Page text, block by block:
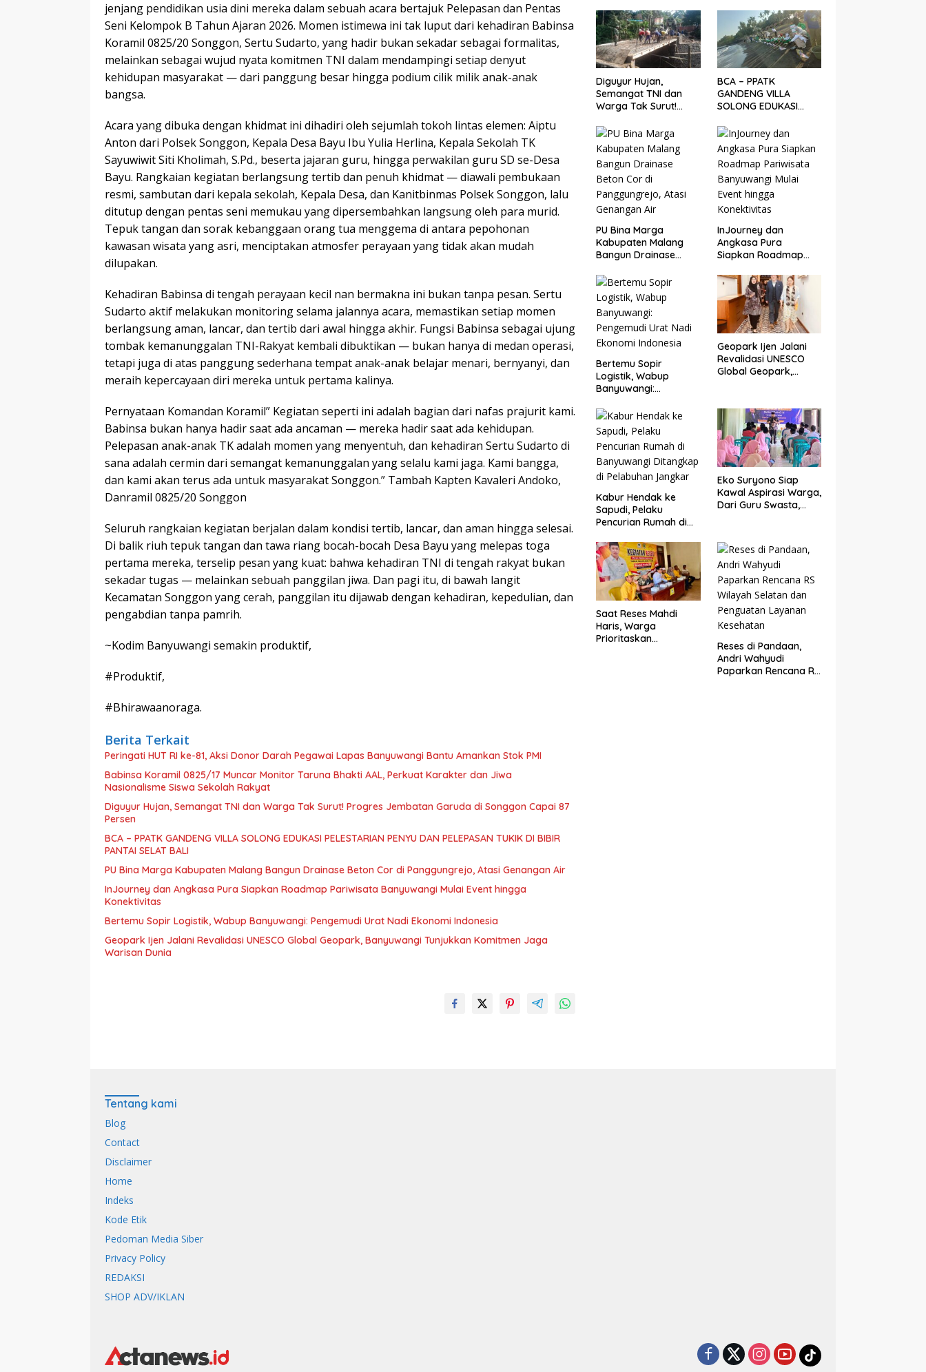
jenjang pendidikan usia dini mereka dalam sebuah acara bertajuk Pelepasan dan Pentas
Seni Kelompok B Tahun Ajaran 2026. Momen istimewa ini tak luput dari kehadiran Babinsa
Koramil 0825/20 Songgon, Sertu Sudarto, yang hadir bukan sekadar sebagai formalitas,
melainkan sebagai wujud nyata komitmen TNI dalam mendampingi setiap denyut
kehidupan masyarakat — dari panggung besar hingga podium cilik milik anak-anak
bangsa.
Acara yang dibuka dengan khidmat ini dihadiri oleh sejumlah tokoh lintas elemen: Aiptu
Anton dari Polsek Songgon, Kepala Desa Bayu Ibu Yulia Herlina, Kepala Sekolah TK
Sayuwiwit Siti Kholimah, S.Pd., beserta jajaran guru, hingga perwakilan guru SD se-Desa
Bayu. Rangkaian kegiatan berlangsung tertib dan penuh khidmat — diawali pembukaan
resmi, sambutan dari kepala sekolah, Kepala Desa, dan Kanitbinmas Polsek Songgon, lalu
ditutup dengan pentas seni memukau yang dipersembahkan langsung oleh para murid.
Tepuk tangan dan sorak kebanggaan orang tua menggema di antara pepohonan
kawasan wisata yang asri, menciptakan atmosfer perayaan yang tidak akan mudah
dilupakan.
Kehadiran Babinsa di tengah perayaan kecil nan bermakna ini bukan tanpa pesan. Sertu
Sudarto aktif melakukan monitoring selama jalannya acara, memastikan setiap momen
berlangsung aman, lancar, dan tertib dari awal hingga akhir. Fungsi Babinsa sebagai ujung
tombak kemanunggalan TNI-Rakyat kembali dibuktikan — bukan hanya di medan operasi,
tetapi juga di atas panggung sederhana tempat anak-anak belajar menari, bernyanyi, dan
meraih kepercayaan diri mereka untuk pertama kalinya.
Pernyataan Komandan Koramil” Kegiatan seperti ini adalah bagian dari nafas prajurit kami.
Babinsa bukan hanya hadir saat ada ancaman — mereka hadir saat ada kehidupan.
Pelepasan anak-anak TK adalah momen yang menyentuh, dan kehadiran Sertu Sudarto di
sana adalah cermin dari semangat kemanunggalan yang selalu kami jaga. Kami bangga,
dan kami akan terus ada untuk masyarakat Songgon.” Tambah Kapten Kavaleri Andoko,
Danramil 0825/20 Songgon
Seluruh rangkaian kegiatan berjalan dalam kondisi tertib, lancar, dan aman hingga selesai.
Di balik riuh tepuk tangan dan tawa riang bocah-bocah Desa Bayu yang melepas toga
pertama mereka, terselip pesan yang kuat: bahwa kehadiran TNI di tengah rakyat bukan
sekadar tugas — melainkan sebuah panggilan jiwa. Dan pagi itu, di bawah langit
Kecamatan Songgon yang cerah, panggilan itu dijawab dengan kehadiran, kepedulian, dan
pengabdian tanpa pamrih.
~Kodim Banyuwangi semakin produktif,
#Produktif,
#Bhirawaanoraga.
Berita Terkait
Peringati HUT RI ke-81, Aksi Donor Darah Pegawai Lapas Banyuwangi Bantu Amankan Stok PMI
Babinsa Koramil 0825/17 Muncar Monitor Taruna Bhakti AAL, Perkuat Karakter dan Jiwa
Nasionalisme Siswa Sekolah Rakyat
Diguyur Hujan, Semangat TNI dan Warga Tak Surut! Progres Jembatan Garuda di Songgon Capai 87
Persen
BCA – PPATK GANDENG VILLA SOLONG EDUKASI PELESTARIAN PENYU DAN PELEPASAN TUKIK DI BIBIR
PANTAI SELAT BALI
PU Bina Marga Kabupaten Malang Bangun Drainase Beton Cor di Panggungrejo, Atasi Genangan Air
InJourney dan Angkasa Pura Siapkan Roadmap Pariwisata Banyuwangi Mulai Event hingga
Konektivitas
Bertemu Sopir Logistik, Wabup Banyuwangi: Pengemudi Urat Nadi Ekonomi Indonesia
Geopark Ijen Jalani Revalidasi UNESCO Global Geopark, Banyuwangi Tunjukkan Komitmen Jaga
Amankan Stok PMI
dan Jiwa
Nasionalisme Siswa
Sekolah Rakyat
Diguyur Hujan,
Semangat TNI dan
Warga Tak Surut!
Garuda di Songgon
Capai 87 Persen
BCA – PPATK
GANDENG VILLA
SOLONG EDUKASI
DAN PELEPASAN TUKIK
DI BIBIR PANTAI SELAT
BALI
PU Bina Marga
Kabupaten Malang
Bangun Drainase
Panggungrejo, Atasi
Genangan Air
InJourney dan
Angkasa Pura
Siapkan Roadmap
Banyuwangi Mulai
Event hingga
Konektivitas
Bertemu Sopir
Logistik, Wabup
Banyuwangi:
Ekonomi Indonesia
Geopark Ijen Jalani
Revalidasi UNESCO
Global Geopark,
Jaga Warisan Dunia
Kabur Hendak ke
Sapudi, Pelaku
Pencurian Rumah di
Ditangkap di
Pelabuhan Jangkar
Eko Suryono Siap
Kawal Aspirasi Warga,
Dari Guru Swasta,
Saat Reses Mahdi
Haris, Warga
Prioritaskan
Reses di Pandaan,
Andri Wahyudi
Paparkan Rencana RS
Tentang kami
Blog
Contact
Disclaimer
Home
Indeks
Kode Etik
Pedoman Media Siber
Privacy Policy
REDAKSI
SHOP ADV/IKLAN